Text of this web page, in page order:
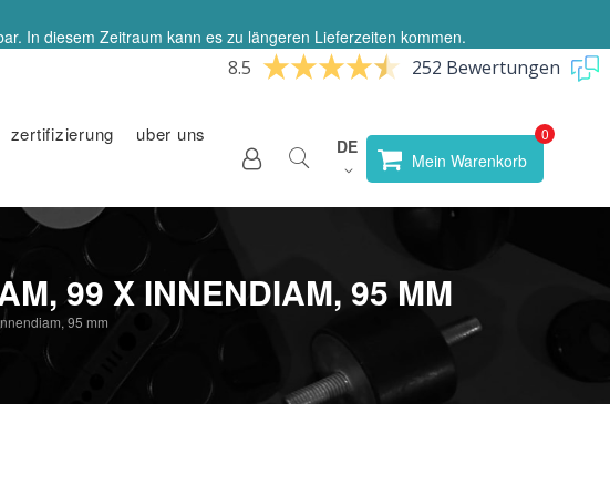
In diesem Zeitraum kann es zu längeren Lieferzeiten kommen.
8.5 252 Bewertungen
zertifizierung
uber uns
Store
wählen
Sprache
DE
Mein Warenkorb
99 X INNENDIAM, 95 MM
95 mm